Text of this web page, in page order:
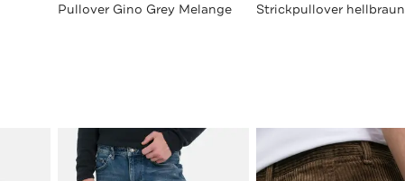
Pullover Gino Grey Melange Strickpullover hellbraun